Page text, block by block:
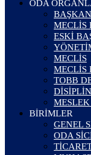
ODA
BAŞKAN
MECLİS
ESKİ
MECLİS
MECLİS
TOBB
BİRİMLER
GENEL
ODA